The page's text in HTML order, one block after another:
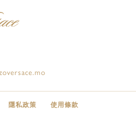
隱私政策 使用條款